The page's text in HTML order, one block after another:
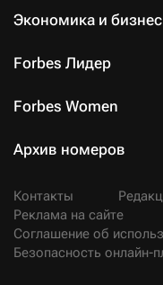
Экономика и бизнес
Forbes Лидер
Forbes Women
Архив номеров
Контакты
Реклама на сайте
Соглашение об
Безопасность онлайн-